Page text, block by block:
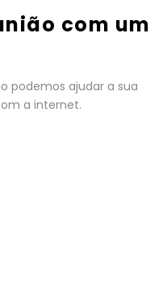
com um
podemos ajudar a sua
a internet.